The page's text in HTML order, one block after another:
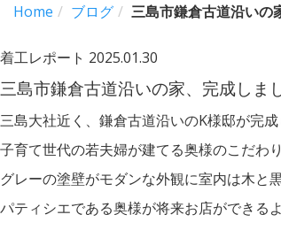
Home ブログ 三島市鎌倉古道沿いの
着工レポート 2025.01.30
三島市鎌倉古道沿いの家、完成しまし
三島大社近く、鎌倉古道沿いのK様邸が完成
子育て世代の若夫婦が建てる奥様のこだわ
グレーの塗壁がモダンな外観に室内は木と
パティシエである奥様が将来お店ができる